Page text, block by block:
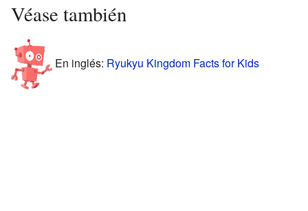
Véase también
En inglés: Ryukyu Kingdom Facts for Kids